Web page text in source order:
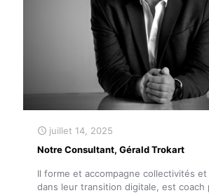
juillet 14, 2025
Notre Consultant, Gérald Trokart
Il forme et accompagne collectivités
dans leur transition digitale, est coach